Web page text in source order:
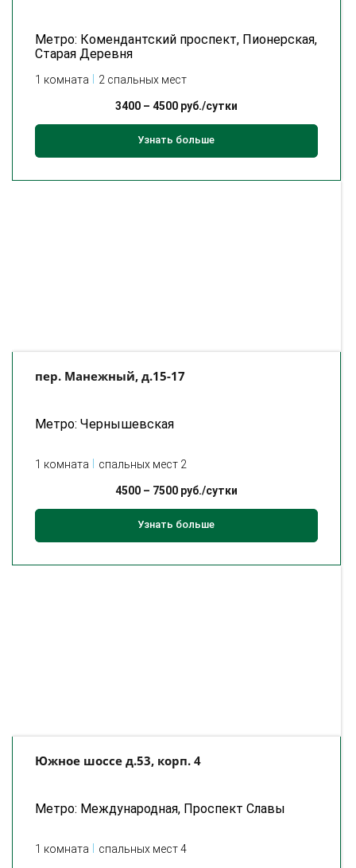
Метро: Комендантский проспект, Пионерская,
Старая Деревня
1 комната 2 спальных мест
3400– 4500руб./сутки
Узнать больше
пер. Манежный, д.15-17
Метро: Чернышевская
1 комната спальных мест 2
4500– 7500руб./сутки
Узнать больше
Южное шоссе д.53, корп. 4
Метро: Международная, Проспект Славы
1 комната спальных мест 4